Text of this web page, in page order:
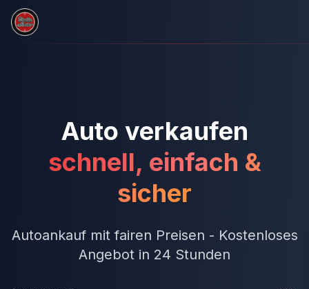
Zum Hauptinhalt springen
Auto verkaufen
schnell, einfach &
sicher
Autoankauf mit fairen Preisen - Kostenloses
Angebot in 24 Stunden